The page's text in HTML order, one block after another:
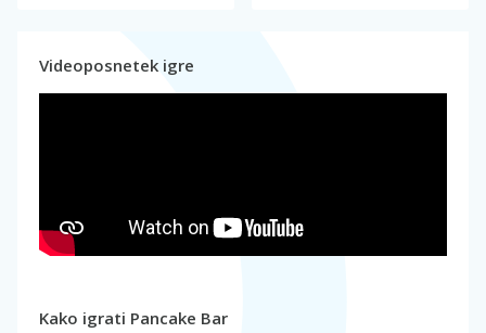
Videoposnetek igre
Kako igrati Pancake Bar